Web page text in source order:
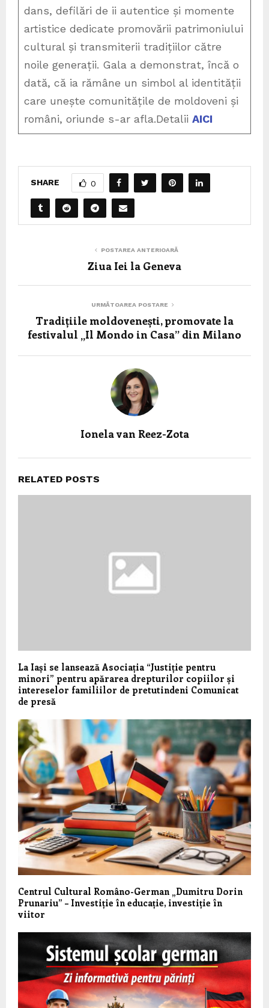
dans, defilări de ii autentice și momente
artistice dedicate promovării patrimoniului
cultural și transmiterii tradițiilor către
noile generații. Gala a demonstrat, încă o
dată, că ia rămâne un simbol al identității
care unește comunitățile de moldoveni și
români, oriunde s-ar afla.Detalii AICI
SHARE 0
POSTAREA ANTERIOARĂ
Ziua Iei la Geneva
URMĂTOAREA POSTARE
Tradițiile moldovenești, promovate la
festivalul „Il Mondo in Casa” din Milano
Ionela van Reez-Zota
RELATED POSTS
La Iași se lansează Asociația “Justiție pentru
minori” pentru apărarea drepturilor copiilor și
intereselor familiilor de pretutindeni Comunicat
de presă
Centrul Cultural Româno-German „Dumitru Dorin
Prunariu” – Investiție în educație, investiție în
viitor